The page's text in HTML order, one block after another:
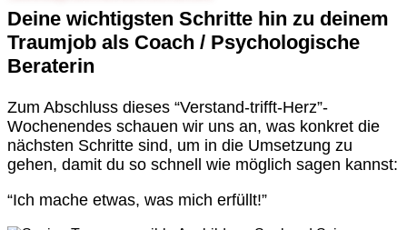
Deine wichtigsten Schritte hin zu deinem
Traumjob als Coach / Psychologische
Beraterin
Zum Abschluss dieses “Verstand-trifft-Herz”-
Wochenendes schauen wir uns an, was konkret die
nächsten Schritte sind, um in die Umsetzung zu
gehen, damit du so schnell wie möglich sagen kannst:
“Ich mache etwas, was mich erfüllt!”